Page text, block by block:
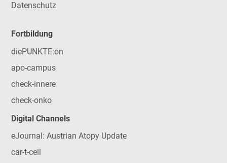
Datenschutz
Fortbildung
diePUNKTE:on
apo-campus
check-innere
check-onko
Digital Channels
eJournal: Austrian Atopy Update
car-t-cell